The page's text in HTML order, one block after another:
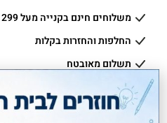
משלוחים חינם בקנייה מעל 299 ₪
החלפות והחזרות בקלות
תשלום מאובטח